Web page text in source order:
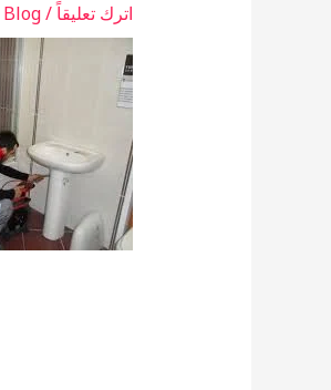
اترك تعليقاً/
Blog